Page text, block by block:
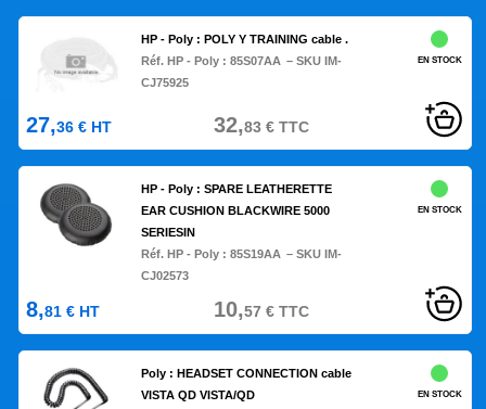
HP - Poly : POLY Y TRAINING cable .
Réf. HP - Poly :85S07AA – SKU IM-
CJ75925
EN STOCK
27,36 € HT 32,83€TTC
HP - Poly : SPARE LEATHERETTE
EAR CUSHION BLACKWIRE 5000
SERIESIN
Réf. HP - Poly :85S19AA – SKU IM-
CJ02573
EN STOCK
8,81 € HT 10,57 €TTC
Poly : HEADSET CONNECTION cable
VISTA QD VISTA/QD
EN STOCK